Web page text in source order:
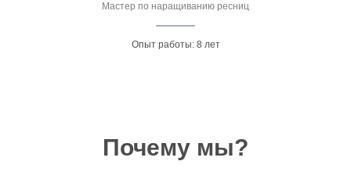
Мастер по наращиванию ресниц
Опыт работы: 8 лет
Почему мы?